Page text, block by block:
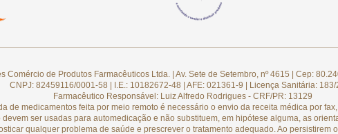
Comércio de Produtos Farmacêuticos Ltda. | Av. Sete de Setembro, nº 4615 | Cep:
CNPJ: 82459116/0001-58 | I.E.: 10182672-48 | AFE: 021361-9 | Licença Sanitária:
Farmacêutico Responsável: Luiz Alfredo Rodrigues - CRF/PR: 13129
de medicamentos feita por meio remoto é necessário o envio da receita médica por
ser usadas para automedicação e não substituem, em hipótese alguma, as
qualquer problema de saúde e prescrever o tratamento adequado. Ao persistirem